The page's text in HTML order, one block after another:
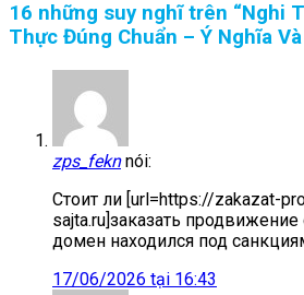
16 những suy nghĩ trên “Nghi
Thực Đúng Chuẩn – Ý Nghĩa
zps_fekn nói:
Стоит ли [url=https://zakazat-
sajta.ru]заказать продвижение
домен находился под
17/06/2026 tại 16:43